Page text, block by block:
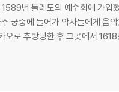
년 톨레도의 예수회에 가입
궁중에 들어가 악사들에게 음
오로 추방당한 후 그곳에서